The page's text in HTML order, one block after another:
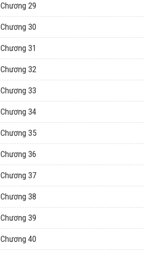
Chương 29
Chương 30
Chương 31
Chương 32
Chương 33
Chương 34
Chương 35
Chương 36
Chương 37
Chương 38
Chương 39
Chương 40